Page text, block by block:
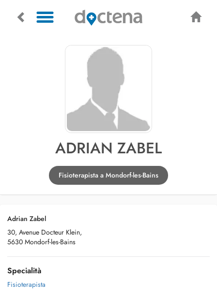
ADRIAN ZABEL
Fisioterapista a Mondorf-les-Bains
Adrian Zabel
30, Avenue Docteur Klein,
5630 Mondorf-les-Bains
Specialità
Fisioterapista